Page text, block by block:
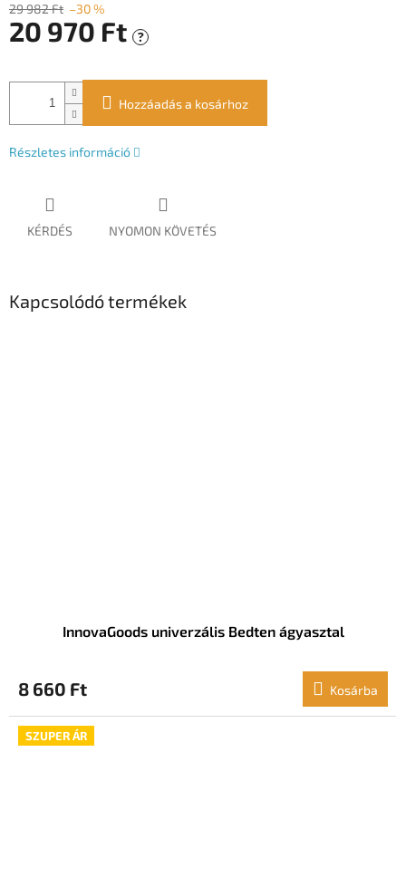
29 982 Ft –30 %
20 970 Ft ?
Hozzáadás a kosárhoz
Részletes információ
KÉRDÉS NYOMON KÖVETÉS
Kapcsolódó termékek
InnovaGoods univerzális Bedten ágyasztal
8 660 Ft Kosárba
SZUPER ÁR